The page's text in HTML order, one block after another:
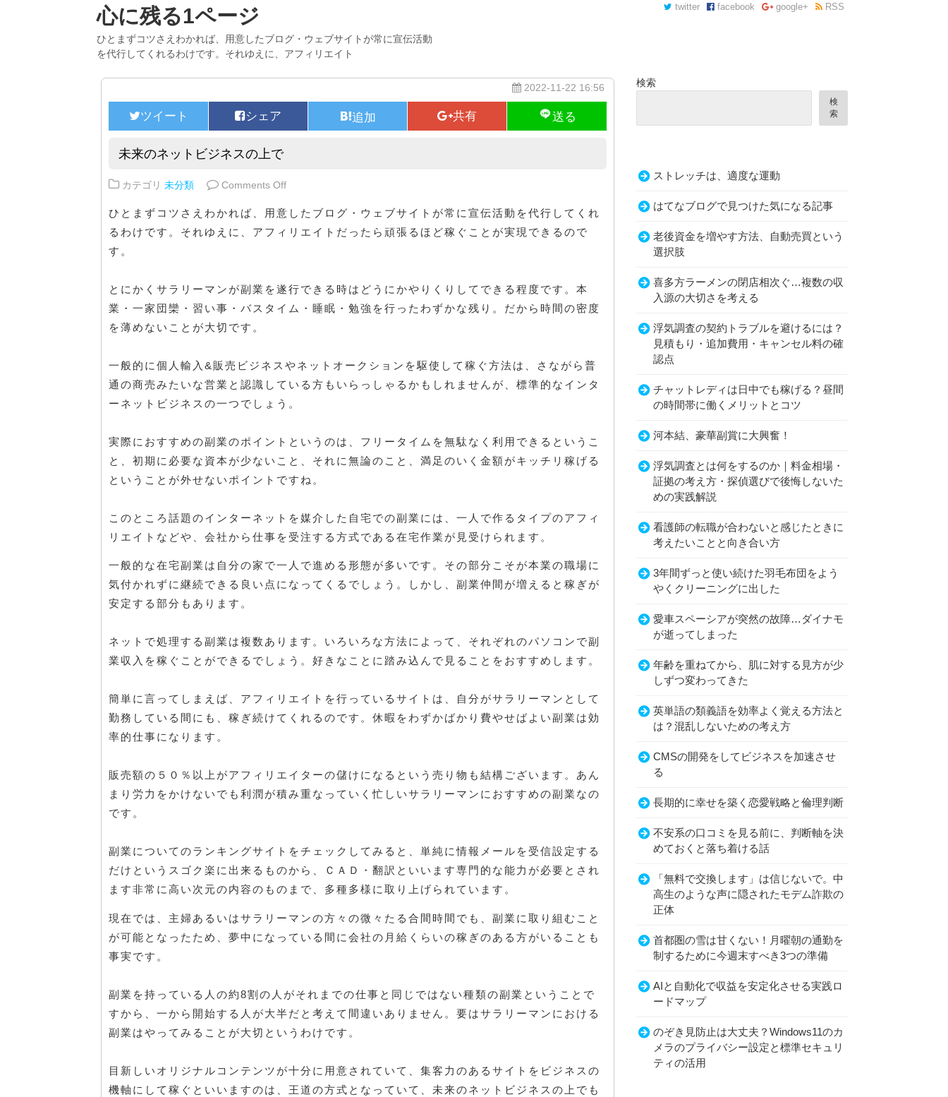
心に残る1ページ
ひとまずコツさえわかれば、用意したブログ・ウェブサイトが常に宣伝活動
を代行してくれるわけです。それゆえに、アフィリエイト
twitter facebook google+ RSS
2022-11-22 16:56
未来のネットビジネスの上で
カテゴリ 未分類 Comments Offon 未来のネットビジネスの上で
ひとまずコツさえわかれば、用意したブログ・ウェブサイトが常に宣伝活動を代行してくれ
るわけです。それゆえに、アフィリエイトだったら頑張るほど稼ぐことが実現できるので
す。
とにかくサラリーマンが副業を遂行できる時はどうにかやりくりしてできる程度です。本
業・一家団欒・習い事・バスタイム・睡眠・勉強を行ったわずかな残り。だから時間の密度
を薄めないことが大切です。
一般的に個人輸入&販売ビジネスやネットオークションを駆使して稼ぐ方法は、さながら普
通の商売みたいな営業と認識している方もいらっしゃるかもしれませんが、標準的なインタ
ーネットビジネスの一つでしょう。
実際におすすめの副業のポイントというのは、フリータイムを無駄なく利用できるというこ
と、初期に必要な資本が少ないこと、それに無論のこと、満足のいく金額がキッチリ稼げる
ということが外せないポイントですね。
このところ話題のインターネットを媒介した自宅での副業には、一人で作るタイプのアフィ
リエイトなどや、会社から仕事を受注する方式である在宅作業が見受けられます。
一般的な在宅副業は自分の家で一人で進める形態が多いです。その部分こそが本業の職場に
気付かれずに継続できる良い点になってくるでしょう。しかし、副業仲間が増えると稼ぎが
安定する部分もあります。
ネットで処理する副業は複数あります。いろいろな方法によって、それぞれのパソコンで副
業収入を稼ぐことができるでしょう。好きなことに踏み込んで見ることをおすすめします。
簡単に言ってしまえば、アフィリエイトを行っているサイトは、自分がサラリーマンとして
勤務している間にも、稼ぎ続けてくれるのです。休暇をわずかばかり費やせばよい副業は効
率的仕事になります。
販売額の５０％以上がアフィリエイターの儲けになるという売り物も結構ございます。あん
まり労力をかけないでも利潤が積み重なっていく忙しいサラリーマンにおすすめの副業なの
です。
副業についてのランキングサイトをチェックしてみると、単純に情報メールを受信設定する
だけというスゴク楽に出来るものから、ＣＡＤ・翻訳といいます専門的な能力が必要とされ
ます非常に高い次元の内容のものまで、多種多様に取り上げられています。
現在では、主婦あるいはサラリーマンの方々の微々たる合間時間でも、副業に取り組むこと
が可能となったため、夢中になっている間に会社の月給くらいの稼ぎのある方がいることも
事実です。
副業を持っている人の約8割の人がそれまでの仕事と同じではない種類の副業ということで
すから、一から開始する人が大半だと考えて間違いありません。要はサラリーマンにおける
副業はやってみることが大切というわけです。
目新しいオリジナルコンテンツが十分に用意されていて、集客力のあるサイトをビジネスの
機軸にして稼ぐといいますのは、王道の方式となっていて、未来のネットビジネスの上でも
検索
検
索
ストレッチは、適度な運動
はてなブログで見つけた気になる記事
老後資金を増やす方法、自動売買という
選択肢
喜多方ラーメンの閉店相次ぐ…複数の収
入源の大切さを考える
浮気調査の契約トラブルを避けるには？
見積もり・追加費用・キャンセル料の確
認点
チャットレディは日中でも稼げる？昼間
の時間帯に働くメリットとコツ
河本結、豪華副賞に大興奮！
浮気調査とは何をするのか｜料金相場・
証拠の考え方・探偵選びで後悔しないた
めの実践解説
看護師の転職が合わないと感じたときに
考えたいことと向き合い方
3年間ずっと使い続けた羽毛布団をよう
やくクリーニングに出した
愛車スペーシアが突然の故障…ダイナモ
が逝ってしまった
年齢を重ねてから、肌に対する見方が少
しずつ変わってきた
英単語の類義語を効率よく覚える方法と
は？混乱しないための考え方
CMSの開発をしてビジネスを加速させ
る
長期的に幸せを築く恋愛戦略と倫理判断
不安系の口コミを見る前に、判断軸を決
めておくと落ち着ける話
「無料で交換します」は信じないで。中
高生のような声に隠されたモデム詐欺の
正体
首都圏の雪は甘くない！月曜朝の通勤を
制するために今週末すべき3つの準備
AIと自動化で収益を安定化させる実践ロ
ードマップ
のぞき見防止は大丈夫？Windows11のカ
メラのプライバシー設定と標準セキュリ
ティの活用